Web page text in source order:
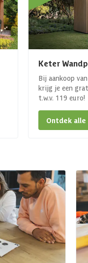
Keter
Bij aankoop
krijg je een
t.w.v. 119 euro!
Ontdek alle